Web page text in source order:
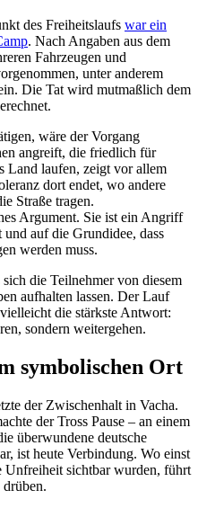
des Freiheitslaufs war ein
. Nach Angaben aus dem
Fahrzeugen und
unter anderem
Die Tat wird mutmaßlich dem
wäre der Vorgang
angreift, die friedlich für
Land laufen, zeigt vor allem
dort endet, wo andere
Straße tragen.
Argument. Sie ist ein Angriff
auf die Grundidee, dass
werden muss.
die Teilnehmer von diesem
aufhalten lassen. Der Lauf
die stärkste Antwort:
sondern weitergehen.
symbolischen Ort
der Zwischenhalt in Vacha.
der Tross Pause – an einem
überwundene deutsche
ist heute Verbindung. Wo einst
sichtbar wurden, führt